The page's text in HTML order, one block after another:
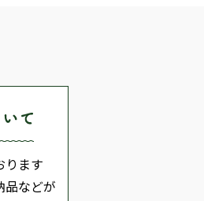
ります
品などが